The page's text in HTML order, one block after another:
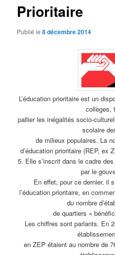
Prioritaire
Publié le8 décembre 2014
L’éducation prioritaire est un
collèges,
pallier les inégalités socio-
scolaire
de milieux populaires. La
d’éducation prioritaire (REP, ex
5. Elle s’inscrit dans le cadre
par le
En effet, pour ce dernier, il
l’éducation prioritaire, en
du nombre
de quartiers «
Les chiffres sont parlants. En
en ZEP étaient au nombre de